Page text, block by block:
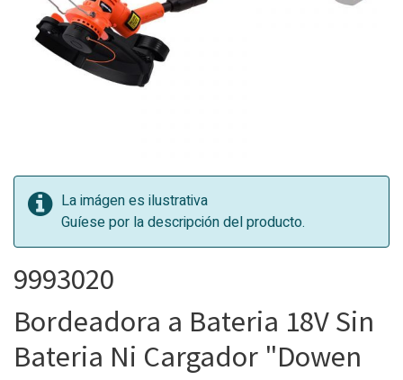
La imágen es ilustrativa
Guíese por la descripción del producto.
9993020
Bordeadora a Bateria 18V Sin
Bateria Ni Cargador "Dowen